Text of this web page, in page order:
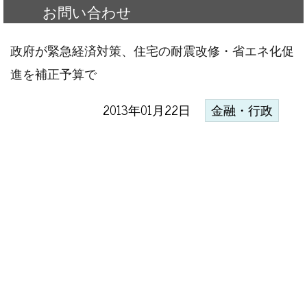
お問い合わせ
政府が緊急経済対策、住宅の耐震改修・省エネ化促
進を補正予算で
2013年01月22日 金融・行政